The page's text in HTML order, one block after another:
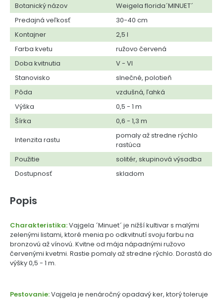
Botanický názov
Weigela florida´MINUET´
Predajná veľkosť
30-40 cm
Kontajner
2,5 l
Farba kvetu
ružovo červená
Doba kvitnutia
V - VI
Stanovisko
slnečné, polotieň
Pôda
vzdušná, ľahká
Výška
0,5 - 1 m
Šírka
0,6 - 1,3 m
Intenzita rastu
pomaly až stredne rýchlo
rastúca
Použitie
solitér, skupinová výsadba
Dostupnosť
skladom
Popis
Charakteristika:Vajgela ´Minuet´ je nižší kultivar s malými
zelenými listami, ktoré menia po odkvitnutí svoju farbu na
bronzovú až vínovú. Kvitne od mája nápadnými ružovo
červenými kvetmi. Rastie pomaly až stredne rýchlo. Dorastá do
výšky 0,5 - 1 m.
Pestovanie:Vajgela je nenáročný opadavý ker, ktorý toleruje